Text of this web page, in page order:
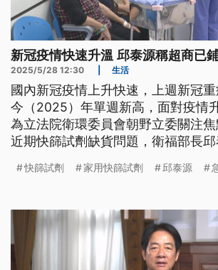
新冠疫情快速升溫 邱泰源稱超商已
2025/5/28 12:30 生活
國內新冠疫情上升快速，上週新冠
今（2025）年單週新高，面對疫情
為立法院衛環委員會朝野立委關注
近期快篩試劑缺貨問題，衛福部長
民眾取得，另外也會把醫院分級分流
快篩試劑 家用快篩試劑 邱泰源